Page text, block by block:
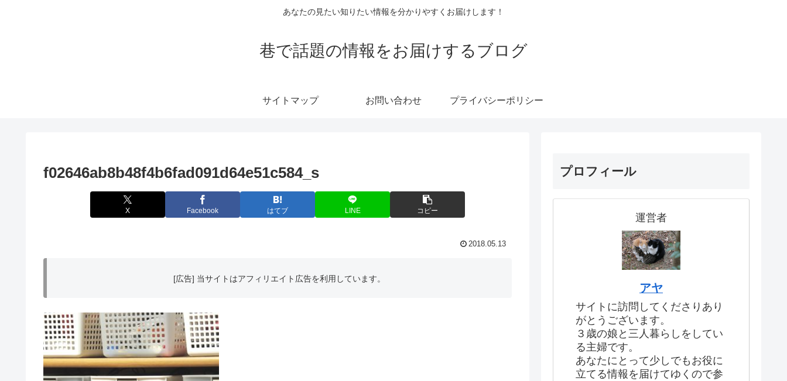
あなたの見たい知りたい情報を分かりやすくお届けします！
巷で話題の情報をお届けするブログ
サイトマップ お問い合わせ プライバシーポリシー
f02646ab8b48f4b6fad091d64e51c584_s
X Facebook はてブ LINE コピー
2018.05.13
[広告] 当サイトはアフィリエイト広告を利用しています。
プロフィール
運営者
アヤ
サイトに訪問してくださりあり
がとうございます。
３歳の娘と三人暮らしをしてい
る主婦です。
あなたにとって少しでもお役に
立てる情報を届けてゆくので参